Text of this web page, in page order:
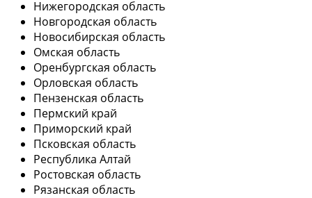
Нижегородская область
Новгородская область
Новосибирская область
Омская область
Оренбургская область
Орловская область
Пензенская область
Пермский край
Приморский край
Псковская область
Республика Алтай
Ростовская область
Рязанская область